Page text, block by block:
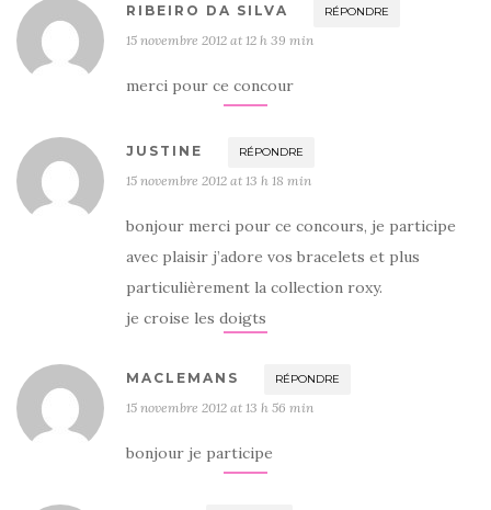
RIBEIRO DA SILVA RÉPONDRE
15 novembre 2012 at 12 h 39 min
merci pour ce concour
JUSTINE RÉPONDRE
15 novembre 2012 at 13 h 18 min
bonjour merci pour ce concours, je participe
avec plaisir j’adore vos bracelets et plus
particulièrement la collection roxy.
je croise les doigts
MACLEMANS RÉPONDRE
15 novembre 2012 at 13 h 56 min
bonjour je participe